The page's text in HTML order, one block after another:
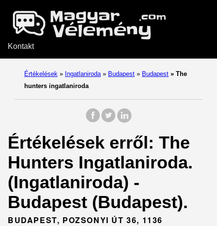
Kontakt
Értékelések » Ingatlaniroda » Budapest » Budapest » The
hunters ingatlaniroda
Értékelések erről: The
Hunters Ingatlaniroda.
(Ingatlaniroda) -
Budapest (Budapest).
BUDAPEST, POZSONYI ÚT 36, 1136